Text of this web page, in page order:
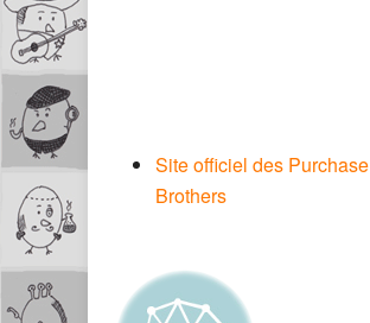
Site officiel des Purchase
Brothers